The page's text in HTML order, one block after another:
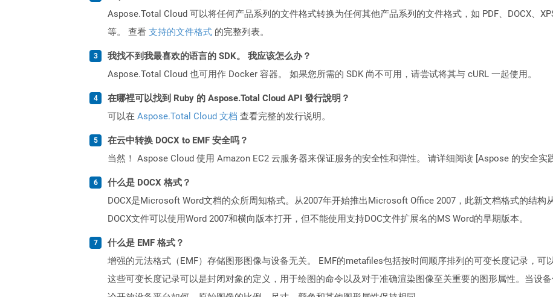
Aspose.Total Cloud 可以将任何产品系列的文件格式转换为任何其他产品系列的文件格式，如 PDF、DOCX、
等。 查看 支持的文件格式 的完整列表。
我找不到我最喜欢的语言的 SDK。 我应该怎么办？
Aspose.Total Cloud 也可用作 Docker 容器。 如果您所需的 SDK 尚不可用，请尝试将其与 cURL 一起使用。
在哪裡可以找到 Ruby 的 Aspose.Total Cloud API 發行說明？
可以在 Aspose.Total Cloud 文档 查看完整的发行说明。
在云中转换 DOCX to EMF 安全吗？
当然！ Aspose Cloud 使用 Amazon EC2 云服务器来保证服务的安全性和弹性。 请详细阅读 [Aspose 的安全
什么是 DOCX 格式？
DOCX是Microsoft Word文档的众所周知格式。从2007年开始推出Microsoft Office 2007，此新文档格式的结构
DOCX文件可以使用Word 2007和横向版本打开，但不能使用支持DOC文件扩展名的MS Word的早期版本。
什么是 EMF 格式？
增强的元法格式（EMF）存储图形图像与设备无关。 EMF的metafiles包括按时间顺序排列的可变长度记录，可
这些可变长度记录可以是封闭对象的定义，用于绘图的命令以及对于准确渲染图像至关重要的图形属性。当设